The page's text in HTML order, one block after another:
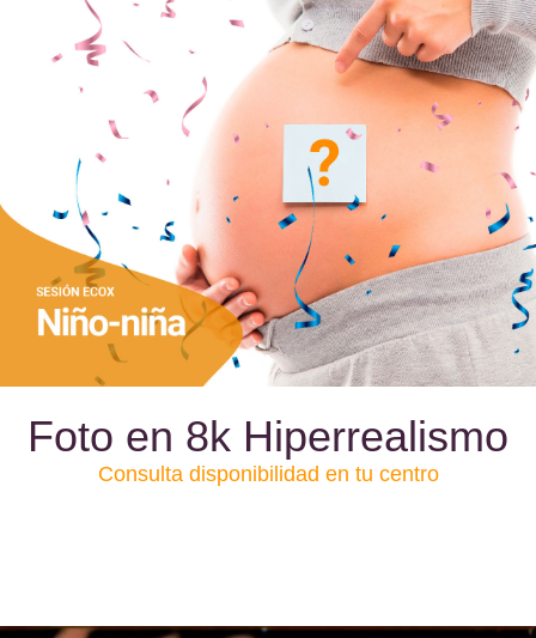
Foto en 8k Hiperrealismo
Consulta disponibilidad en tu centro